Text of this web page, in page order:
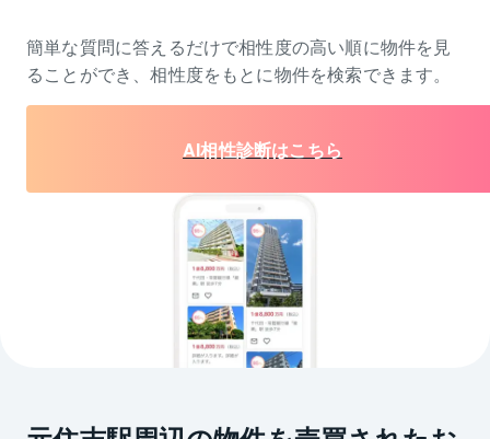
簡単な質問に答えるだけで相性度の高い順に物件を 見
ることができ、相性度をもとに物件を検索できます。
AI相性診断はこちら